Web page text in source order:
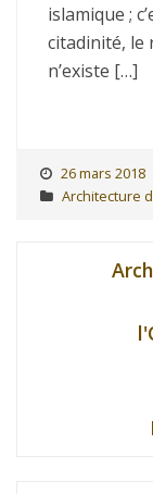
islamique ;
citadinité, le
n’existe […]
26 mars 2018
Architecture